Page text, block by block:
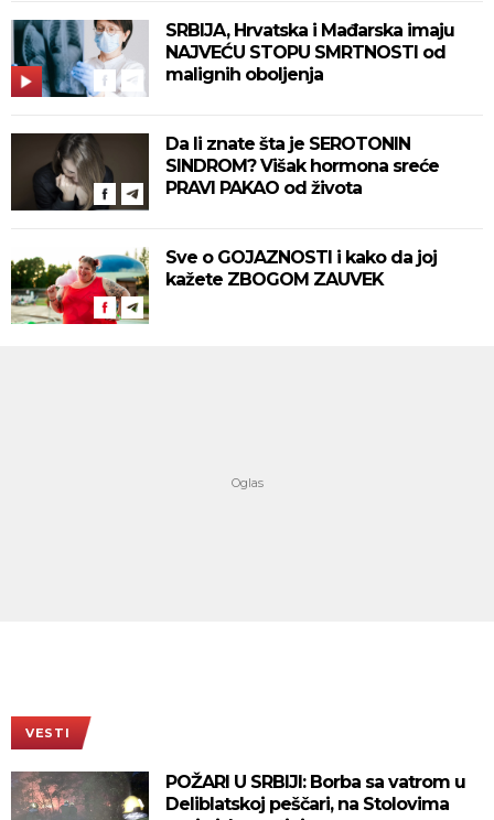
SRBIJA, Hrvatska i Mađarska imaju
NAJVEĆU STOPU SMRTNOSTI od
malignih oboljenja
Da li znate šta je SEROTONIN
SINDROM? Višak hormona sreće
PRAVI PAKAO od života
Sve o GOJAZNOSTI i kako da joj
kažete ZBOGOM ZAUVEK
VESTI
POŽARI U SRBIJI: Borba sa vatrom u
Deliblatskoj peščari, na Stolovima